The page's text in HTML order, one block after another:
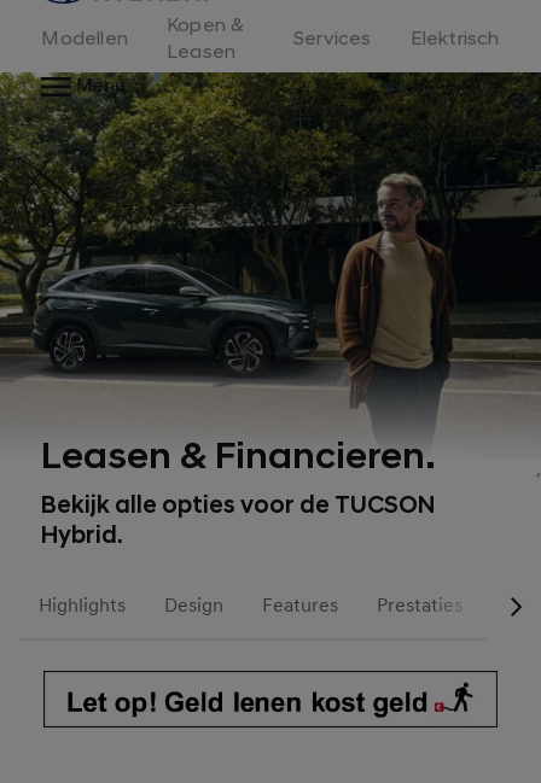
Modellen
Kopen &
Leasen
Services
Elektrisch
Menu
Leasen & Financieren.
Bekijk alle opties voor de TUCSON
Hybrid.
Highlights Design Features Prestaties N